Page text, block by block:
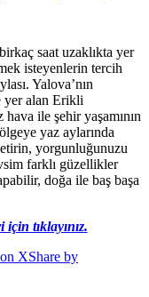
saat uzaklıkta yer
isteyenlerin tercih
Yalova’nın
yer alan Erikli
ile şehir yaşamının
yaz aylarında
yorgunluğunuzu
farklı güzellikler
doğa ile baş başa
tıklayınız.
XShare by